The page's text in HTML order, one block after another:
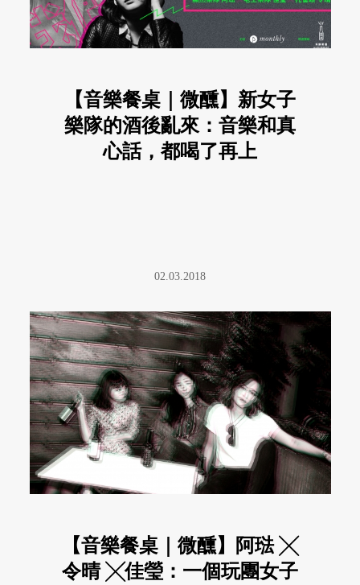
【音樂餐桌｜微醺】新女子
樂隊的酒後亂來：音樂和真
心話，都喝了再上
02.03.2018
【音樂餐桌｜微醺】阿琺 ╳
令晴 ╳佳瑩：一個玩團女子